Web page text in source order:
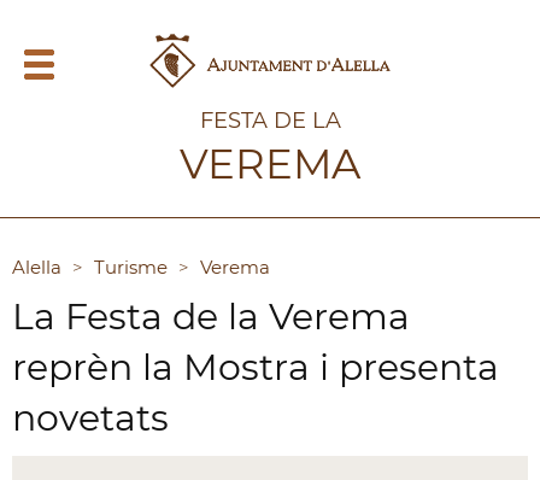
FESTA DE LA
VEREMA
Alella > Turisme > Verema
La Festa de la Verema
reprèn la Mostra i presenta
novetats